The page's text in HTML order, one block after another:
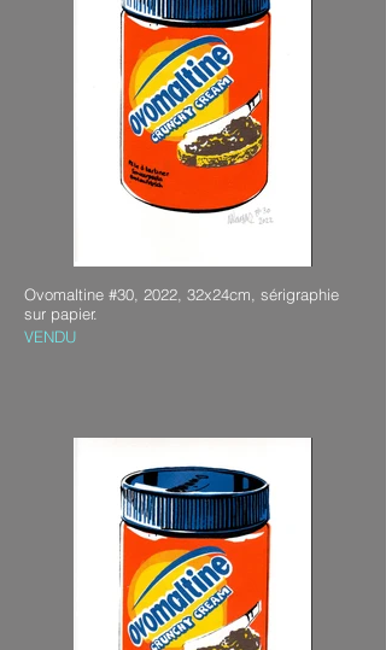
Ovomaltine #30, 2022, 32x24cm, sérigraphie
sur papier.
VENDU